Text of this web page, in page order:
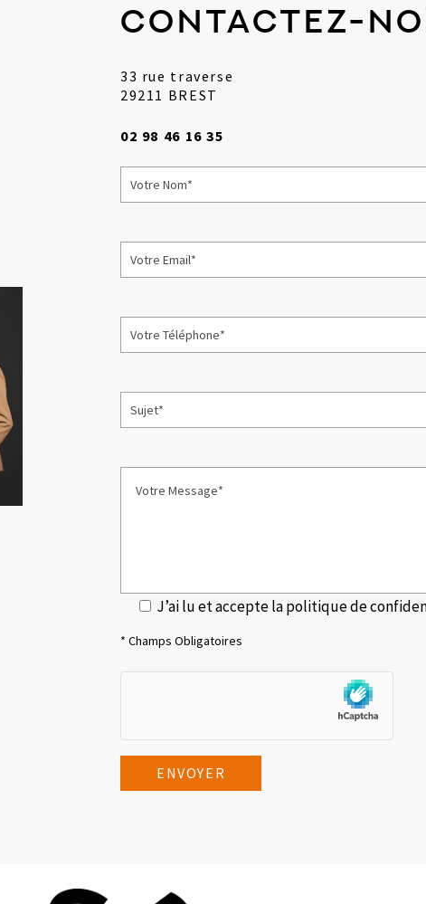
Contactez-
33 rue traverse
29211 BREST
02 98 46 16 35
J’ai lu et accepte lapolitique de
* Champs Obligatoires